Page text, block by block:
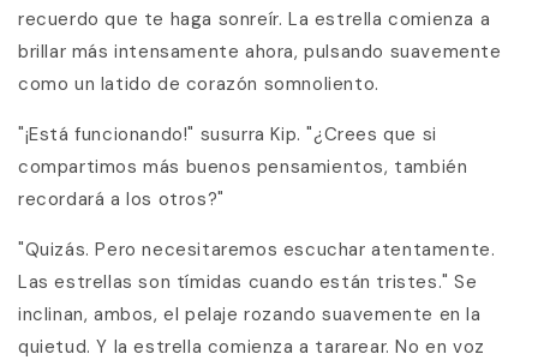
recuerdo que te haga sonreír. La estrella comienza a
brillar más intensamente ahora, pulsando suavemente
como un latido de corazón somnoliento.
"¡Está funcionando!" susurra Kip. "¿Crees que si
compartimos más buenos pensamientos, también
recordará a los otros?"
"Quizás. Pero necesitaremos escuchar atentamente.
Las estrellas son tímidas cuando están tristes." Se
inclinan, ambos, el pelaje rozando suavemente en la
quietud. Y la estrella comienza a tararear. No en voz